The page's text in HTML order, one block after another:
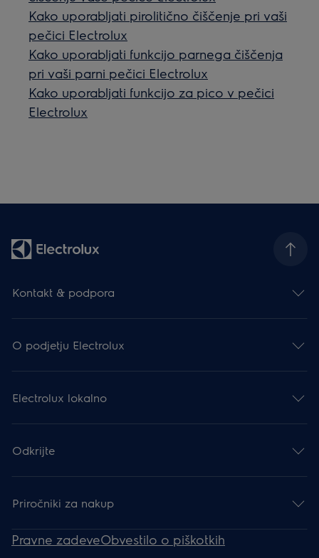
Kako uporabljati pirolitično čiščenje pri vaši
pečici Electrolux
Kako uporabljati funkcijo parnega čiščenja
pri vaši parni pečici Electrolux
Kako uporabljati funkcijo za pico v pečici
Electrolux
Kontakt & podpora
O podjetju Electrolux
Electrolux lokalno
Odkrijte
Priročniki za nakup
Pravne zadeveObvestilo o piškotkih